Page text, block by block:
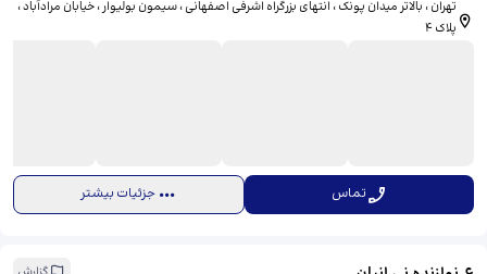
تهران ، بالاتر میدان پونک ، انتهای بزرگراه اشرفی اصفهانی ، سیمون بولیوار ، خیابان مرادآباد ،
پلاک ۴
تماس جزئیات بیشتر